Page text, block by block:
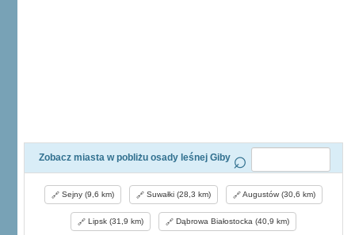
Zobacz miasta w pobliżu osady leśnej Giby
Sejny (9,6 km) Suwałki (28,3 km) Augustów (30,6 km)
Lipsk (31,9 km) Dąbrowa Białostocka (40,9 km)